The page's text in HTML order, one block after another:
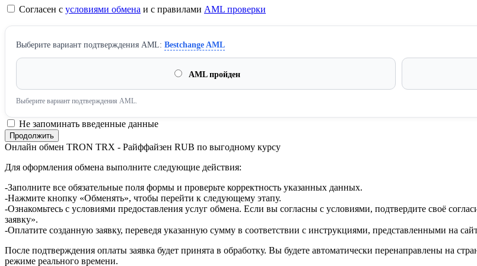
Согласен с условиями обмена и с правилами AML проверки
Выберите вариант подтверждения AML: Bestchange AML
AML пройден
Выберите вариант подтверждения AML.
Не запоминать введенные данные
Онлайн обмен TRON TRX - Райффайзен RUB по выгодному курсу
Для оформления обмена выполните следующие действия:
-Заполните все обязательные поля формы и проверьте корректность указанных данных.
-Нажмите кнопку «Обменять», чтобы перейти к следующему этапу.
-Ознакомьтесь с условиями предоставления услуг обмена. Если вы согласны с условиями, подтвердите своё
заявку».
-Оплатите созданную заявку, переведя указанную сумму в соответствии с инструкциями, представленными на
После подтверждения оплаты заявка будет принята в обработку. Вы будете автоматически перенаправлены на
режиме реального времени.